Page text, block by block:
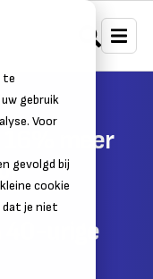
te
gebruik
Voor
gevolgd bij
cookie
je niet
16% meer
40-urige